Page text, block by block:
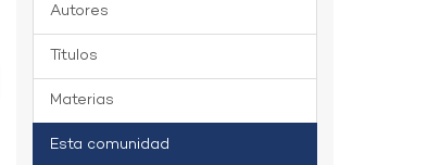
Autores
Títulos
Materias
Esta comunidad